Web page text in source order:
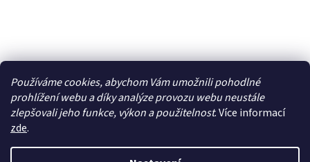
Používáme cookies, abychom Vám umožnili pohodlné
prohlížení webu a díky analýze provozu webu neustále
zlepšovali jeho funkce, výkon a použitelnost. Více informací
zde.